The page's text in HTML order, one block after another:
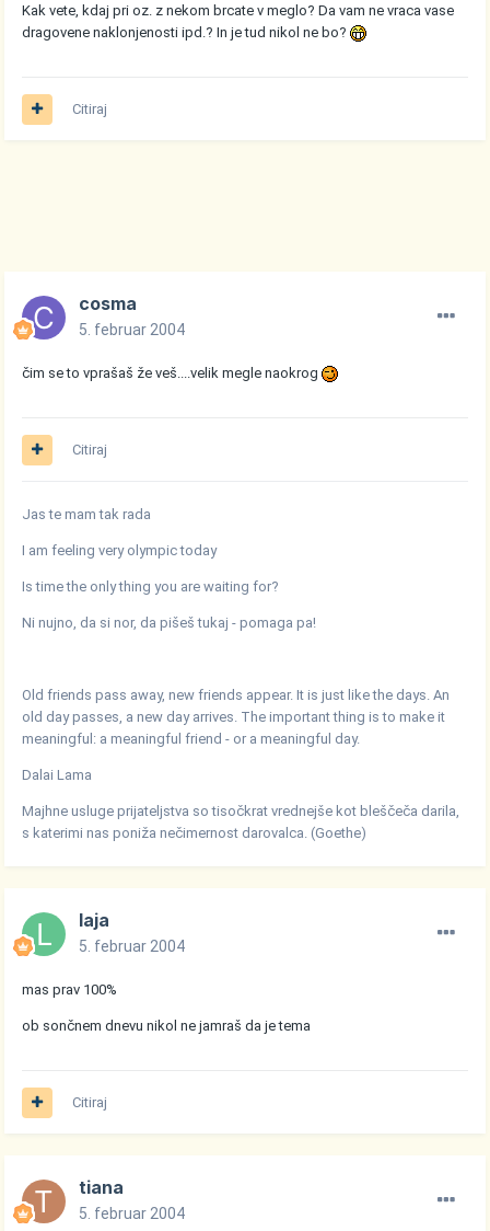
Kak vete, kdaj pri oz. z nekom brcate v meglo? Da vam ne vraca vase
dragovene naklonjenosti ipd.? In je tud nikol ne bo?
Citiraj
cosma
5. februar 2004
čim se to vprašaš že veš....velik megle naokrog
Citiraj
Jas te mam tak rada
I am feeling very olympic today
Is time the only thing you are waiting for?
Ni nujno, da si nor, da pišeš tukaj - pomaga pa!
Old friends pass away, new friends appear. It is just like the days. An
old day passes, a new day arrives. The important thing is to make it
meaningful: a meaningful friend - or a meaningful day.
Dalai Lama
Majhne usluge prijateljstva so tisočkrat vrednejše kot bleščeča darila,
s katerimi nas poniža nečimernost darovalca. (Goethe)
laja
5. februar 2004
mas prav 100%
ob sončnem dnevu nikol ne jamraš da je tema
Citiraj
tiana
5. februar 2004